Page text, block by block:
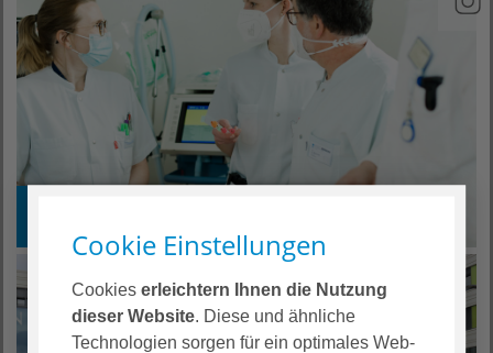
Cookie Einstellungen
Cookieserleichtern Ihnen die Nutzung
dieser Website. Diese und ähnliche
Technologien sorgen für ein optimales Web-